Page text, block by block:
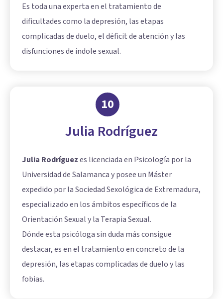
Es toda una experta en el tratamiento de
dificultades como la depresión, las etapas
complicadas de duelo, el déficit de atención y las
disfunciones de índole sexual.
10
Julia Rodríguez
Julia Rodríguezes licenciada en Psicología por la
Universidad de Salamanca y posee un Máster
expedido por la Sociedad Sexológica de Extremadura,
especializado en los ámbitos específicos de la
Orientación Sexual y la Terapia Sexual.
Dónde esta psicóloga sin duda más consigue
destacar, es en el tratamiento en concreto de la
depresión, las etapas complicadas de duelo y las
fobias.